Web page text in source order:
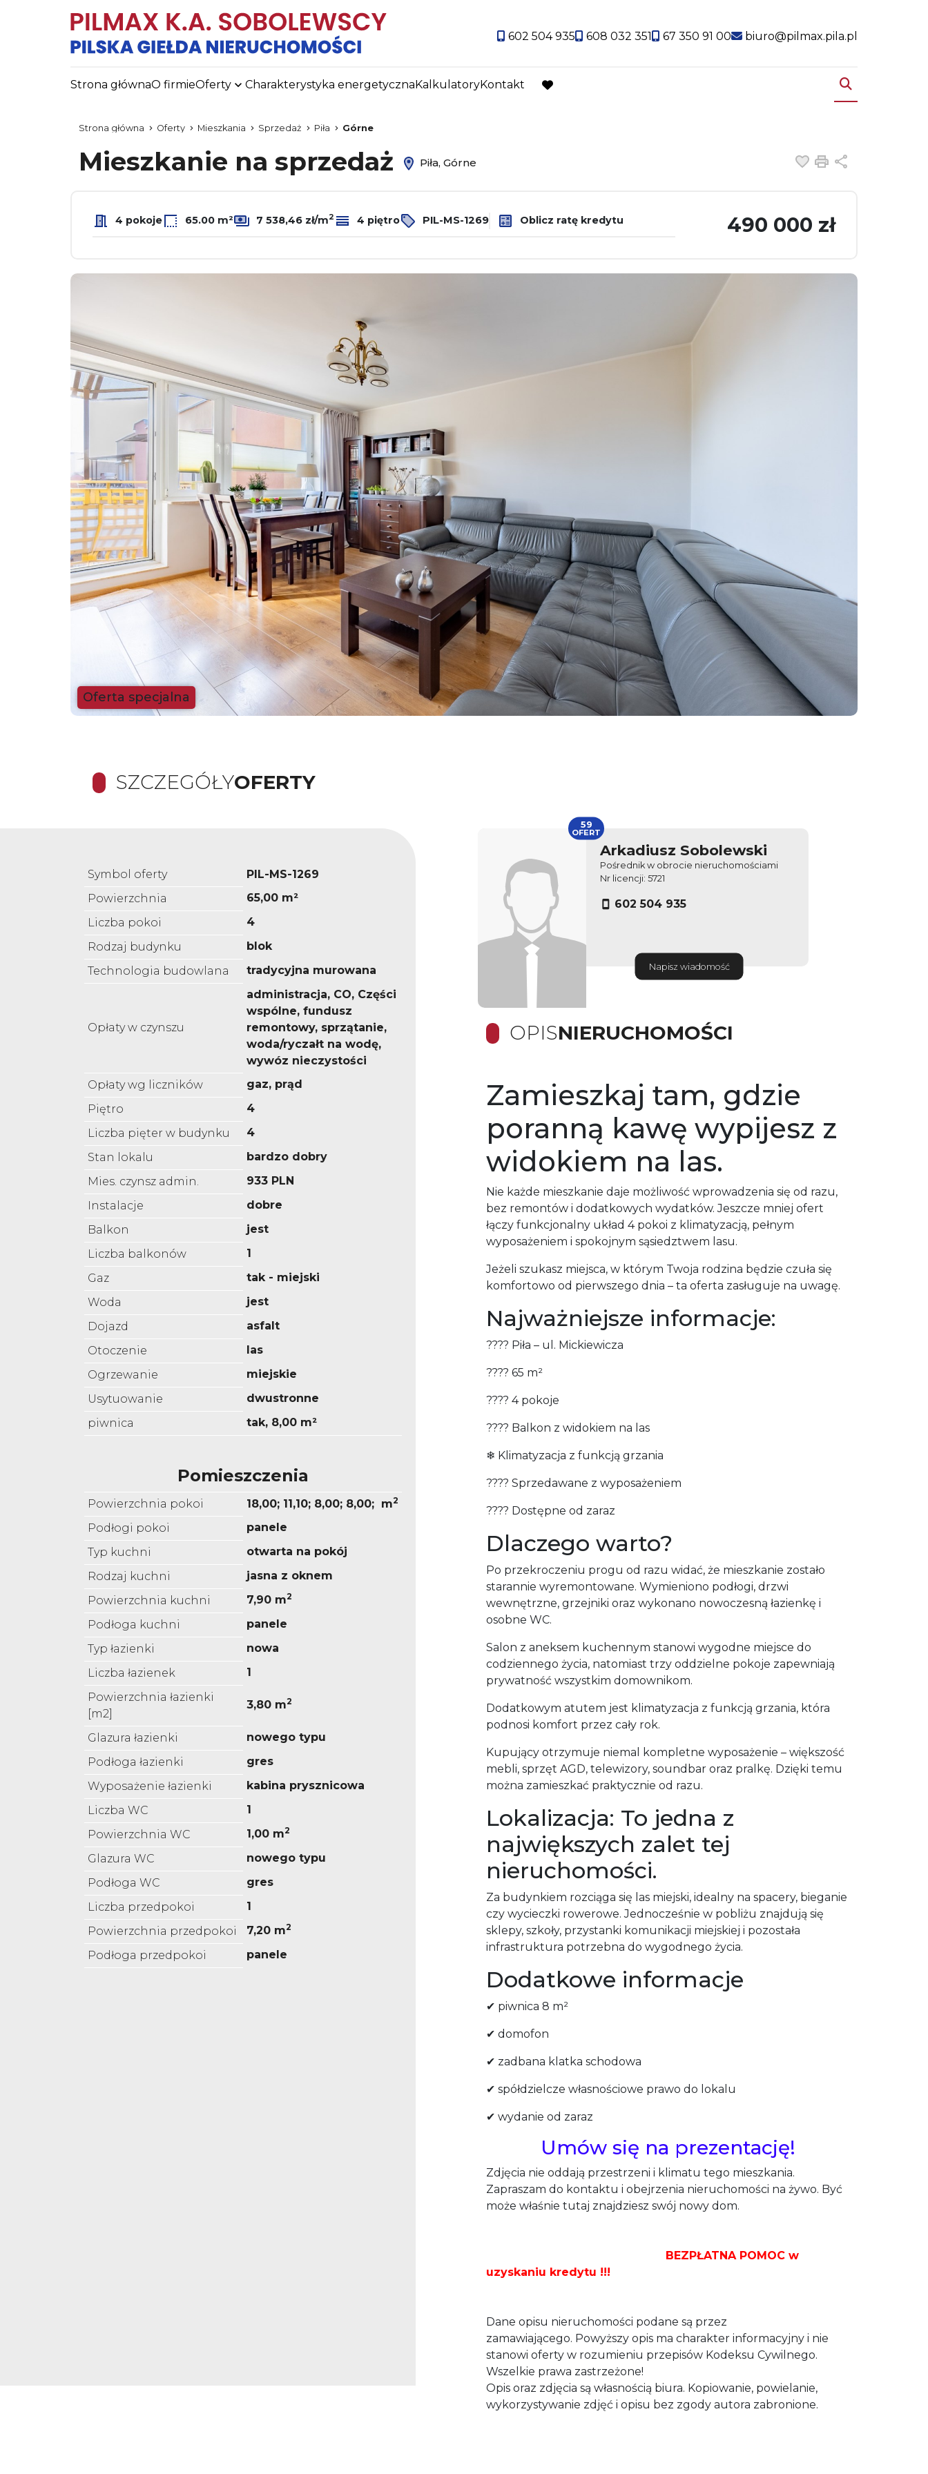
602 504 935 608 032 351 67 350 91 00 biuro@pilmax.pila.pl
Strona głównaO firmieOferty Charakterystyka energetycznaKalkulatoryKontakt
favorite
Strona główna Oferty Mieszkania Sprzedaż Piła Górne
Mieszkanie na sprzedaż Piła, Górne Dodaj do
Drukuj
4 pokoje 65.00 m² 7 538,46 zł/m2 4 piętro PIL-MS-1269 Oblicz ratę kredytu 490 000 zł
Oferta specjalna
SZCZEGÓŁYOFERTY
Symbol oferty
PIL-MS-1269
Powierzchnia
65,00 m²
Liczba pokoi
4
Rodzaj budynku
blok
Technologia budowlana
tradycyjna murowana
Opłaty w czynszu
administracja, CO, Części
wspólne, fundusz
remontowy, sprzątanie,
woda/ryczałt na wodę,
wywóz nieczystości
Opłaty wg liczników
gaz, prąd
Piętro
4
Liczba pięter w budynku
4
Stan lokalu
bardzo dobry
Mies. czynsz admin.
933 PLN
Instalacje
dobre
Balkon
jest
Liczba balkonów
1
Gaz
tak - miejski
Woda
jest
Dojazd
asfalt
Otoczenie
las
Ogrzewanie
miejskie
Usytuowanie
dwustronne
piwnica
tak, 8,00 m²
Pomieszczenia
Powierzchnia pokoi 18,00; 11,10; 8,00; 8,00; m2
Podłogi pokoi
panele
Typ kuchni
otwarta na pokój
Rodzaj kuchni
jasna z oknem
Powierzchnia kuchni
7,90 m2
Podłoga kuchni
panele
Typ łazienki
nowa
Liczba łazienek
1
Powierzchnia łazienki
[m2]
3,80 m2
Glazura łazienki
nowego typu
Podłoga łazienki
gres
Wyposażenie łazienki
kabina prysznicowa
Liczba WC
1
Powierzchnia WC
1,00 m2
Glazura WC
nowego typu
Podłoga WC
gres
Liczba przedpokoi
1
Powierzchnia przedpokoi
7,20 m2
Podłoga przedpokoi panele
Arkadiusz Sobolewski
Pośrednik w obrocie nieruchomościami
Nr licencji: 5721
602 504 935
Napisz wiadomość
59
OFERT
OPISNIERUCHOMOŚCI
Zamieszkaj tam, gdzie
poranną kawę wypijesz z
widokiem na las.
Nie każde mieszkanie daje możliwość wprowadzenia się od razu,
bez remontów i dodatkowych wydatków. Jeszcze mniej ofert
łączy funkcjonalny układ 4 pokoi z klimatyzacją, pełnym
wyposażeniem i spokojnym sąsiedztwem lasu.
Jeżeli szukasz miejsca, w którym Twoja rodzina będzie czuła się
komfortowo od pierwszego dnia – ta oferta zasługuje na uwagę.
Najważniejsze informacje:
???? Piła – ul. Mickiewicza
???? 65 m²
???? 4 pokoje
???? Balkon z widokiem na las
❄ Klimatyzacja z funkcją grzania
???? Sprzedawane z wyposażeniem
???? Dostępne od zaraz
Dlaczego warto?
Po przekroczeniu progu od razu widać, że mieszkanie zostało
starannie wyremontowane. Wymieniono podłogi, drzwi
wewnętrzne, grzejniki oraz wykonano nowoczesną łazienkę i
osobne WC.
Salon z aneksem kuchennym stanowi wygodne miejsce do
codziennego życia, natomiast trzy oddzielne pokoje zapewniają
prywatność wszystkim domownikom.
Dodatkowym atutem jest klimatyzacja z funkcją grzania, która
podnosi komfort przez cały rok.
Kupujący otrzymuje niemal kompletne wyposażenie – większość
mebli, sprzęt AGD, telewizory, soundbar oraz pralkę. Dzięki temu
można zamieszkać praktycznie od razu.
Lokalizacja: To jedna z
największych zalet tej
nieruchomości.
Za budynkiem rozciąga się las miejski, idealny na spacery, bieganie
czy wycieczki rowerowe. Jednocześnie w pobliżu znajdują się
sklepy, szkoły, przystanki komunikacji miejskiej i pozostała
infrastruktura potrzebna do wygodnego życia.
Dodatkowe informacje
✔ piwnica 8 m²
✔ domofon
✔ zadbana klatka schodowa
✔ spółdzielcze własnościowe prawo do lokalu
✔ wydanie od zaraz
Umów się na prezentację!
Zdjęcia nie oddają przestrzeni i klimatu tego mieszkania.
Zapraszam do kontaktu i obejrzenia nieruchomości na żywo. Być
może właśnie tutaj znajdziesz swój nowy dom.
BEZPŁATNA POMOC w
uzyskaniu kredytu !!!
Dane opisu nieruchomości podane są przez
zamawiającego. Powyższy opis ma charakter informacyjny i nie
stanowi oferty w rozumieniu przepisów Kodeksu Cywilnego.
Wszelkie prawa zastrzeżone!
Opis oraz zdjęcia są własnością biura. Kopiowanie, powielanie,
wykorzystywanie zdjęć i opisu bez zgody autora zabronione.